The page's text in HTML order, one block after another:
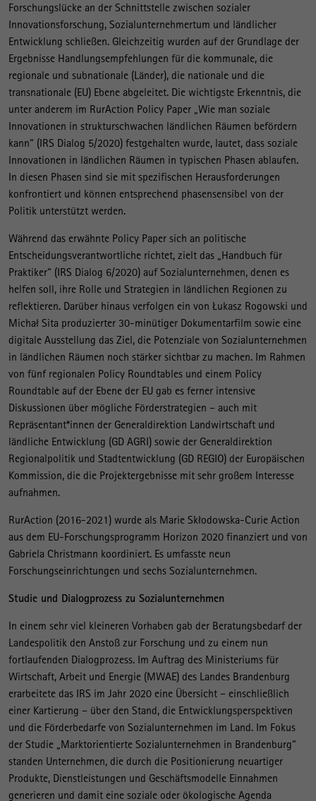
Forschungslücke an der Schnittstelle zwischen sozialer
Innovationsforschung, Sozialunternehmertum und ländlicher
Entwicklung schließen. Gleichzeitig wurden auf der Grundlage der
Ergebnisse Handlungsempfehlungen für die kommunale, die
regionale und subnationale (Länder), die nationale und die
transnationale (EU) Ebene abgeleitet. Die wichtigste Erkenntnis, die
unter anderem im RurAction Policy Paper „Wie man soziale
Innovationen in strukturschwachen ländlichen Räumen befördern
kann“ (IRS Dialog 5/2020) festgehalten wurde, lautet, dass soziale
Innovationen in ländlichen Räumen in typischen Phasen ablaufen.
In diesen Phasen sind sie mit spezifischen Herausforderungen
konfrontiert und können entsprechend phasensensibel von der
Politik unterstützt werden.
Während das erwähnte Policy Paper sich an politische
Entscheidungsverantwortliche richtet, zielt das „Handbuch für
Praktiker“ (IRS Dialog 6/2020) auf Sozialunternehmen, denen es
helfen soll, ihre Rolle und Strategien in ländlichen Regionen zu
reflektieren. Darüber hinaus verfolgen ein von Łukasz Rogowski und
Michał Sita produzierter 30-minütiger Dokumentarfilm sowie eine
digitale Ausstellung das Ziel, die Potenziale von Sozialunternehmen
in ländlichen Räumen noch stärker sichtbar zu machen. Im Rahmen
von fünf regionalen Policy Roundtables und einem Policy
Roundtable auf der Ebene der EU gab es ferner intensive
Diskussionen über mögliche Förderstrategien – auch mit
Repräsentant*innen der Generaldirektion Landwirtschaft und
ländliche Entwicklung (GD AGRI) sowie der Generaldirektion
Regionalpolitik und Stadtentwicklung (GD REGIO) der Europäischen
Kommission, die die Projektergebnisse mit sehr großem Interesse
aufnahmen.
RurAction (2016-2021) wurde als Marie Skłodowska-Curie Action
aus dem EU-Forschungsprogramm Horizon 2020 finanziert und von
Gabriela Christmann koordiniert. Es umfasste neun
Forschungseinrichtungen und sechs Sozialunternehmen.
Studie und Dialogprozess zu Sozialunternehmen
In einem sehr viel kleineren Vorhaben gab der Beratungsbedarf der
Landespolitik den Anstoß zur Forschung und zu einem nun
fortlaufenden Dialogprozess. Im Auftrag des Ministeriums für
Wirtschaft, Arbeit und Energie (MWAE) des Landes Brandenburg
erarbeitete das IRS im Jahr 2020 eine Übersicht – einschließlich
einer Kartierung – über den Stand, die Entwicklungsperspektiven
und die Förderbedarfe von Sozialunternehmen im Land. Im Fokus
der Studie „Marktorientierte Sozialunternehmen in Brandenburg“
standen Unternehmen, die durch die Positionierung neuartiger
Produkte, Dienstleistungen und Geschäftsmodelle Einnahmen
generieren und damit eine soziale oder ökologische Agenda